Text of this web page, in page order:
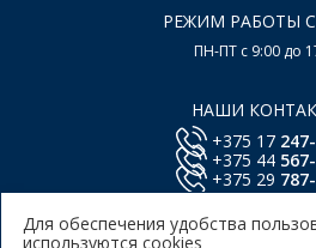
РЕЖИМ РАБОТЫ
ПН-ПТ с 9:00 до
НАШИ
+375 17
+375 44
+375 29
Для обеспечения удобства
используются cookies